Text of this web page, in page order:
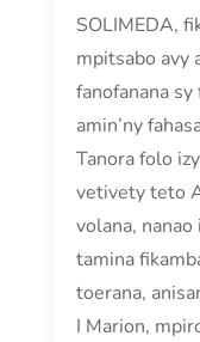
SOLIMEDA,
mpitsabo avy
fanofanana
amin’ny
Tanora folo
vetivety teto
volana, nanao
tamina
toerana,
I Marion,